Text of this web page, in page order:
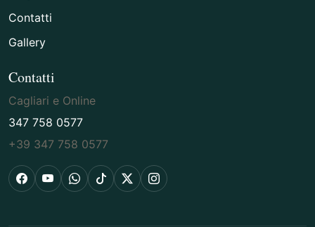
Contatti
Gallery
Contatti
Cagliari e Online
347 758 0577
+39 347 758 0577
Facebook
YouTubeWhatsApp
TikTok
X Instagram